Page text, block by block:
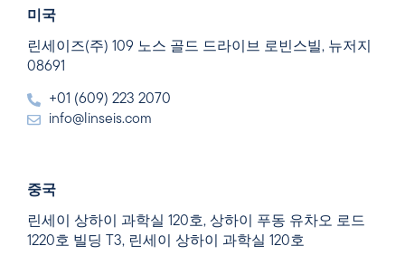
미국
린세이즈(주) 109 노스 골드 드라이브 로빈스빌, 뉴저지
08691
+01 (609) 223 2070
info@linseis.com
중국
린세이 상하이 과학실 120호, 상하이 푸동 유차오 로드
1220호 빌딩 T3, 린세이 상하이 과학실 120호